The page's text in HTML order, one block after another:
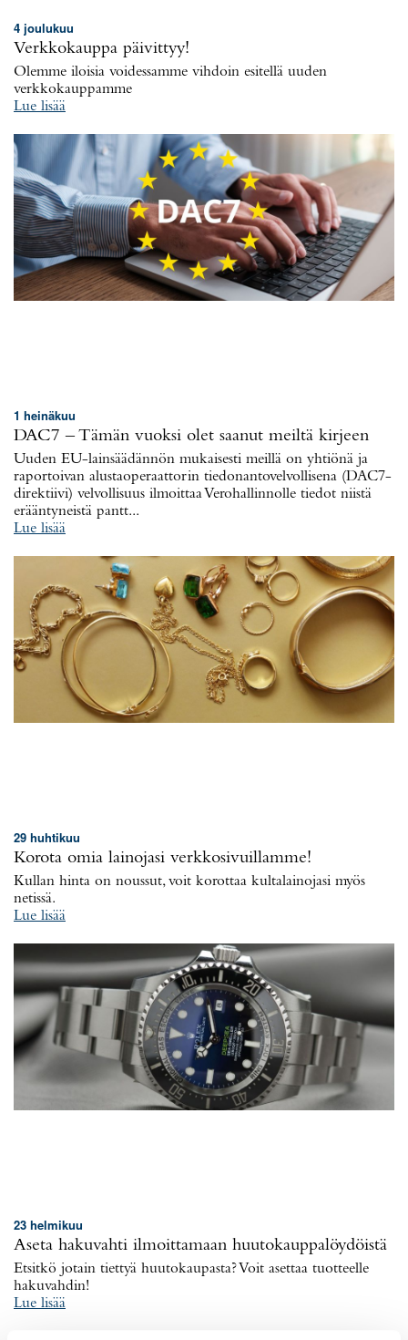
4 joulukuu
Verkkokauppa päivittyy!
Olemme iloisia voidessamme vihdoin esitellä uuden
verkkokauppamme
Lue lisää
1 heinäkuu
DAC7 – Tämän vuoksi olet saanut meiltä kirjeen
Uuden EU-lainsäädännön mukaisesti meillä on yhtiönä ja
raportoivan alustaoperaattorin tiedonantovelvollisena (DAC7-
direktiivi) velvollisuus ilmoittaa Verohallinnolle tiedot niistä
erääntyneistä pantt...
Lue lisää
29 huhtikuu
Korota omia lainojasi verkkosivuillamme!
Kullan hinta on noussut, voit korottaa kultalainojasi myös
netissä.
Lue lisää
23 helmikuu
Aseta hakuvahti ilmoittamaan huutokauppalöydöistä
Etsitkö jotain tiettyä huutokaupasta? Voit asettaa tuotteelle
hakuvahdin!
Lue lisää